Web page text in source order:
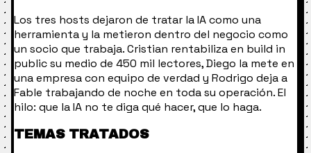
Los tres hosts dejaron de tratar la IA como una
herramienta y la metieron dentro del negocio como
un socio que trabaja. Cristian rentabiliza en build in
public su medio de 450 mil lectores, Diego la mete en
una empresa con equipo de verdad y Rodrigo deja a
Fable trabajando de noche en toda su operación. El
hilo: que la IA no te diga qué hacer, que lo haga.
TEMAS TRATADOS